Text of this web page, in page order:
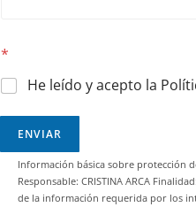
*
He leído y acepto la
ENVIAR
Información básica sobre protección
Responsable: CRISTINA ARCA
de la información requerida por los